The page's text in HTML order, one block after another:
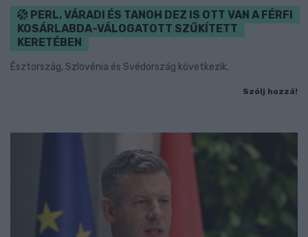
PERL, VÁRADI ÉS TANOH DEZ IS OTT VAN A FÉRFI
KOSÁRLABDA-VÁLOGATOTT SZŰKÍTETT
KERETÉBEN
Észtország, Szlovénia és Svédország következik.
Szólj hozzá!